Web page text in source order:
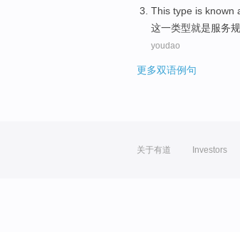
This type is known
这一类型就是服务
youdao
更多双语例句
关于有道 Investors